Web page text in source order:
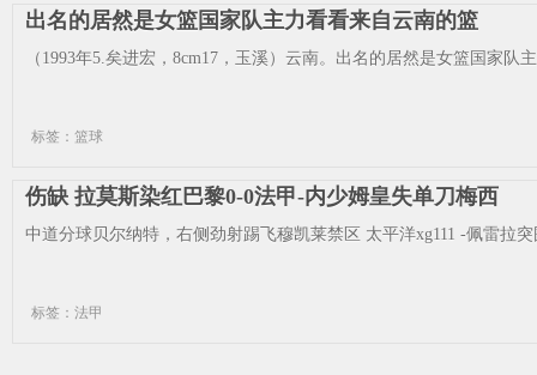
出名的居然是女篮国家队主力看看来自云南的篮
（1993年5.矣进宏，8cm17，玉溪）云南。出名的居然是女篮国家队
标签：篮球
伤缺 拉莫斯染红巴黎0-0法甲-内少姆皇失单刀梅西
中道分球贝尔纳特，右侧劲射踢飞穆凯莱禁区 太平洋xg111 -佩雷拉
标签：法甲